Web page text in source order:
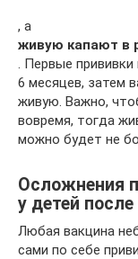
, а
живую капают в
. Первые
6 месяцев, затем
живую. Важно,
вовремя, тогда
можно будет не
Осложнения
у детей
Любая вакцина
сами по себе